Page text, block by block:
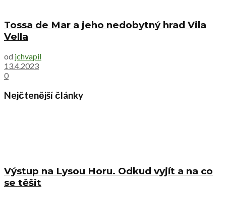
Tossa de Mar a jeho nedobytný hrad Vila
Vella
od jchvapil
13.4.2023
0
Nejčtenější články
Výstup na Lysou Horu. Odkud vyjít a na co
se těšit